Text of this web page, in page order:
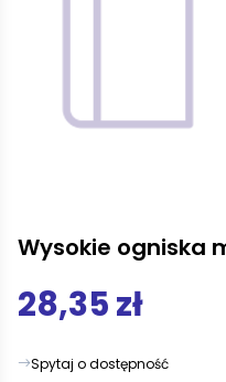
Wysokie ogniska
28,35 zł
Spytaj o dostępność